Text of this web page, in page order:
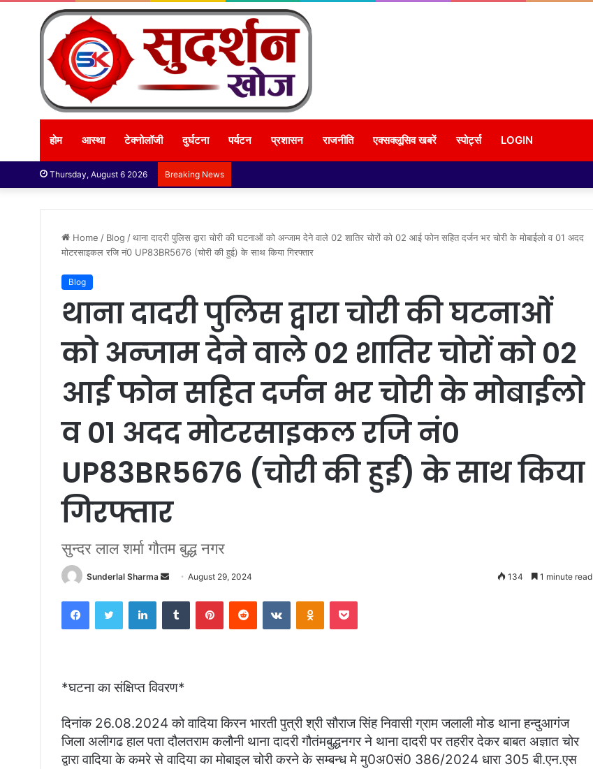
होम आस्था टेक्नोलॉजी दुर्घटना पर्यटन प्रशासन राजनीति एक्सक्लूसिव खबरें स्पोर्ट्स LOGIN
Thursday, August 6 2026 Breaking News
Home / Blog /थाना दादरी पुलिस द्वारा चोरी की घटनाओं को अन्जाम देने वाले 02 शातिर चोरों को 02 आई फोन सहित दर्जन भर चोरी के मोबाईलो व 01 अदद
मोटरसाइकल रजि नं0 UP83BR5676 (चोरी की हुई) के साथ किया गिरफ्तार
Blog
थाना दादरी पुलिस द्वारा चोरी की घटनाओं
को अन्जाम देने वाले 02 शातिर चोरों को 02
आई फोन सहित दर्जन भर चोरी के मोबाईलो
व 01 अदद मोटरसाइकल रजि नं0
UP83BR5676 (चोरी की हुई) के साथ किया
गिरफ्तार
सुन्दर लाल शर्मा गौतम बुद्ध नगर
Sunderlal Sharma
Send
email
August 29, 2024 134 1 minute read
FacebookTwitter LinkedInTumblr PinterestReddit VKontakteOdnoklassniki
Pocket
*घटना का संक्षिप्त विवरण*
दिनांक 26.08.2024 को वादिया किरन भारती पुत्री श्री सौराज सिंह निवासी ग्राम जलाली मोड थाना हन्दुआगंज
जिला अलीगढ हाल पता दौलतराम कलौनी थाना दादरी गौतंमबुद्धनगर ने थाना दादरी पर तहरीर देकर बाबत अज्ञात चोर
द्वारा वादिया के कमरे से वादिया का मोबाइल चोरी करने के सम्बन्ध मे मु0अ0सं0 386/2024 धारा 305 बी.एन.एस